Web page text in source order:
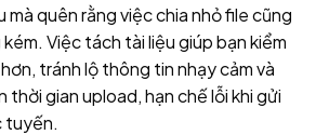
mà quên rằng việc chia nhỏ file cũng
Việc tách tài liệu giúp bạn kiểm
tránh lộ thông tin nhạy cảm và
thời gian upload, hạn chế lỗi khi gửi
tuyến.